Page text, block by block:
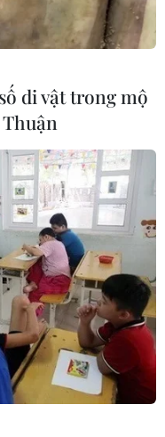
di vật trong mộ